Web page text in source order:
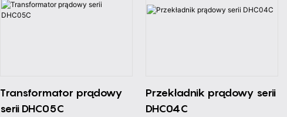
Transformator prądowy
serii DHC05C
Przekładnik prądowy serii
DHC04C